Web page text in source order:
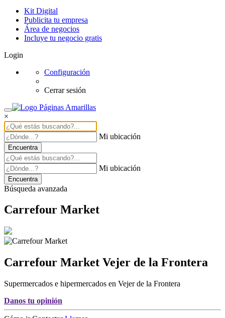
Kit Digital
Publicita tu empresa
Área de negocios
Incluye tu negocio gratis
Login
Configuración
Cerrar sesión
×
Mi ubicación
Encuentra
Mi ubicación
Encuentra
Búsqueda avanzada
Carrefour Market
Carrefour Market Vejer de la Frontera
Supermercados e hipermercados en Vejer de la Frontera
Danos tu opinión